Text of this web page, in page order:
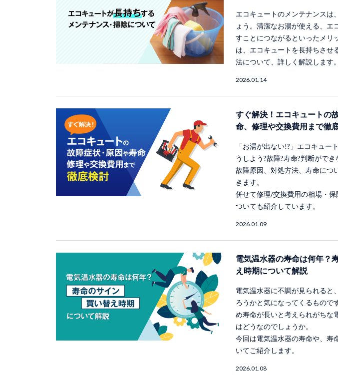
エコキュートのメンテナンスは
ょう。清潔なお湯が使える、エ
すことにつながるといったメリ
は、エコキュートを長持ちさせ
法について、詳しく解説します。
2026.01.14
すぐ解決！エコキュートの
命、修理や交換費用まで徹
「お湯が出ない!?」エコキュー
うしよう?故障?寿命?判断ができ
故障原因、対処方法、寿命につ
きます。
併せて修理/交換費用の相場・
ついても紹介しています。
2026.01.09
電気温水器の寿命は何年？
え時期について解説
電気温水器に不調が見られると
ろうかと気になってくるもので
め寿命が長いと考えられがちな
はどうなのでしょうか。
今回は電気温水器の寿命や、寿
いてご紹介します。
2026.01.08